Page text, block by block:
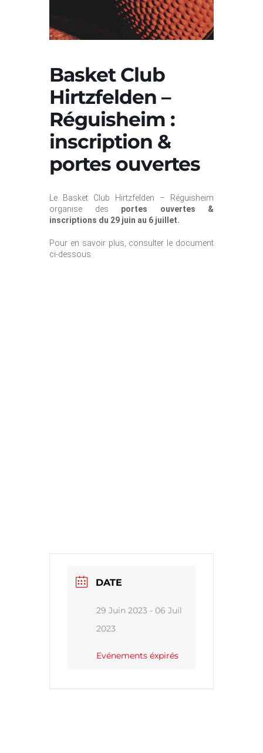
Basket Club
Hirtzfelden –
Réguisheim :
inscription &
portes ouvertes
Le Basket Club Hirtzfelden – Réguisheim
organise des portes ouvertes &
inscriptions du 29 juin au 6 juillet.
Pour en savoir plus, consulter le document
ci-dessous
DATE
29 Juin 2023 - 06 Juil
2023
Evénements éxpirés